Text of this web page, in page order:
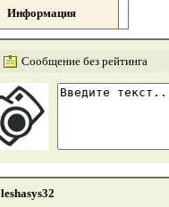
Информация
Сообщение без рейтинга
leshasys32